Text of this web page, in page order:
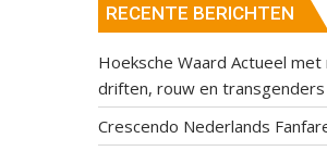
RECENTE BERICHTEN
Hoeksche Waard Actueel
driften, rouw en
Crescendo Nederlands